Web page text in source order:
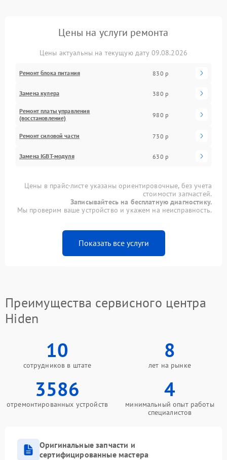
Цены на услуги ремонта
Цены актуальны на текущую дату 09.08.2026
Ремонт блока питания 830 р
Замена кулера 380 р
Ремонт платы управления
(восстановление)
980 р
Ремонт силовой части 730 р
Замена IGBT-модуля 630 р
Цены в прайс-листе указаны ориентировочные, без учета
стоимости запчастей.
Записывайтесь на бесплатную диагностику.
Мы проверим ваше устройство и укажем на неисправность.
Показать все услуги
Преимущества сервисного центра
Hiden
10
сотрудников в штате
8
лет на рынке
3586
отремонтированных устройств
4
минимальный опыт работы
специалистов
Оригинальные запчасти и
сертифицированные мастера